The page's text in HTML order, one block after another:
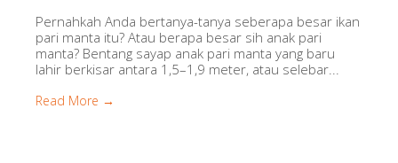
Pernahkah Anda bertanya-tanya seberapa besar ikan
pari manta itu? Atau berapa besar sih anak pari
manta? Bentang sayap anak pari manta yang baru
lahir berkisar antara 1,5–1,9 meter, atau selebar...
Read More →